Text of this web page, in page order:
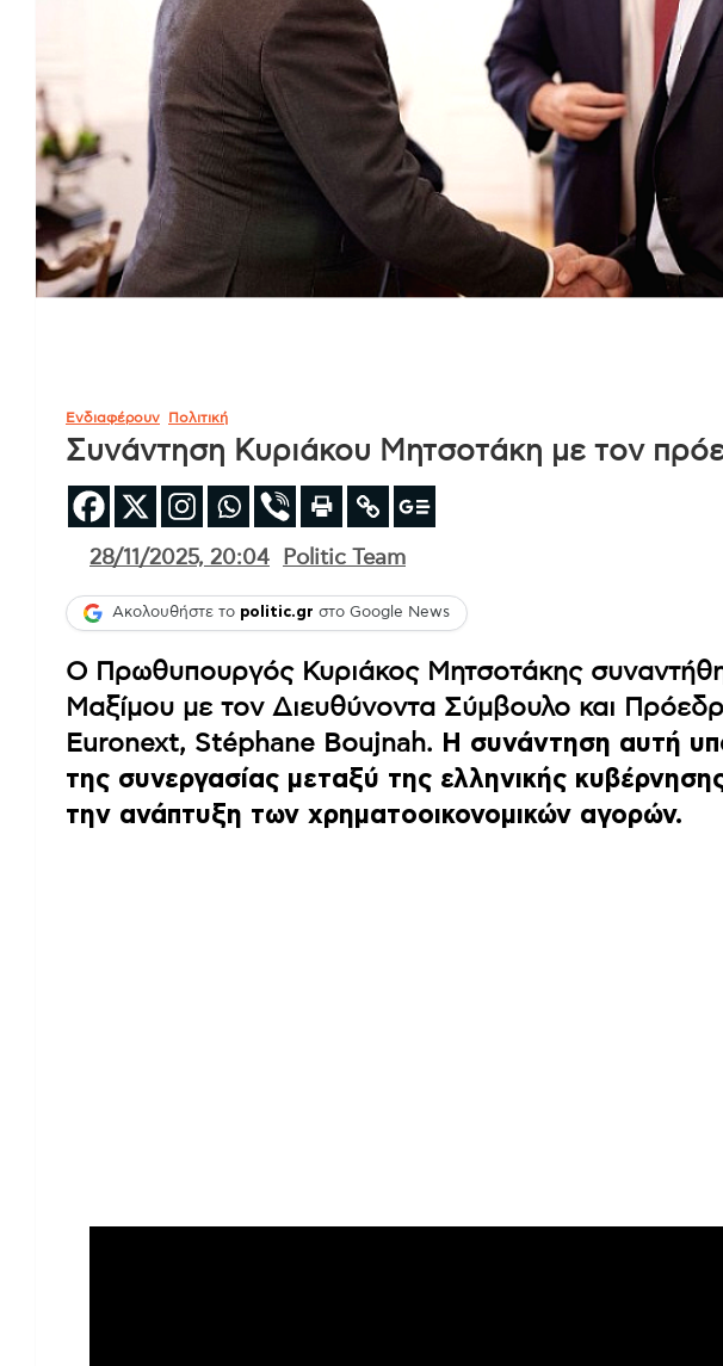
Ενδιαφέρουν Πολιτική
Συνάντηση Κυριάκου Μητσοτάκη με τον
28/11/2025, 20:04 Politic Team
Ακολουθήστε το politic.gr στο Google News
Ο Πρωθυπουργός Κυριάκος Μητσοτάκης
Μαξίμου με τον Διευθύνοντα Σύμβουλο και
Euronext, Stéphane Boujnah. Η συνάντηση αυτή
της συνεργασίας μεταξύ της ελληνικής
την ανάπτυξη των χρηματοοικονομικών αγορών.